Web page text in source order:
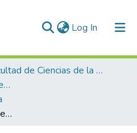
Log In (current)
Facultad de Ciencias de la Salud
Escuela Profesional de Medicina Humana
Percepción de la calidad de atención del parto eutócico en las pacientes del servicio de gineco – obstetricia del Hospital II Lima Norte Callao “Luis Negreiros Vega” durante el periodo de noviembre a diciembre del 2014